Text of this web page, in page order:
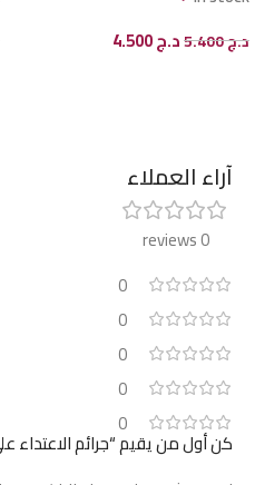
د.ج5.400 د.ج
آراء العملاء
0 reviews
0
0
0
0
0
كن أول من يقيم “جرائم الاعتداء